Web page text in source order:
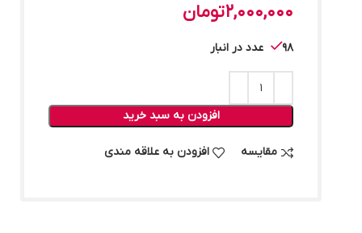
2,000,000تومان
98 عدد در انبار
افزودن به سبد خرید
مقایسه افزودن به علاقه مندی